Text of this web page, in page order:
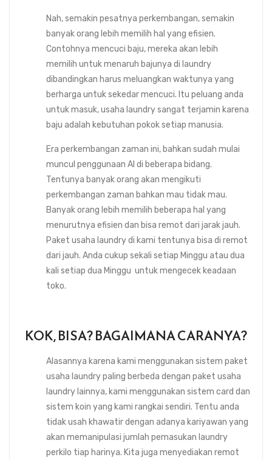
Nah, semakin pesatnya perkembangan, semakin
banyak orang lebih memilih hal yang efisien.
Contohnya mencuci baju, mereka akan lebih
memilih untuk menaruh bajunya di laundry
dibandingkan harus meluangkan waktunya yang
berharga untuk sekedar mencuci. Itu peluang anda
untuk masuk, usaha laundry sangat terjamin karena
baju adalah kebutuhan pokok setiap manusia.
Era perkembangan zaman ini, bahkan sudah mulai
muncul penggunaan AI di beberapa bidang.
Tentunya banyak orang akan mengikuti
perkembangan zaman bahkan mau tidak mau.
Banyak orang lebih memilih beberapa hal yang
menurutnya efisien dan bisa remot dari jarak jauh.
Paket usaha laundry di kami tentunya bisa di remot
dari jauh. Anda cukup sekali setiap Minggu atau dua
kali setiap dua Minggu untuk mengecek keadaan
toko.
KOK, BISA? BAGAIMANA CARANYA?
Alasannya karena kami menggunakan sistem paket
usaha laundry paling berbeda dengan paket usaha
laundry lainnya, kami menggunakan sistem card dan
sistem koin yang kami rangkai sendiri. Tentu anda
tidak usah khawatir dengan adanya kariyawan yang
akan memanipulasi jumlah pemasukan laundry
perkilo tiap harinya. Kita juga menyediakan remot